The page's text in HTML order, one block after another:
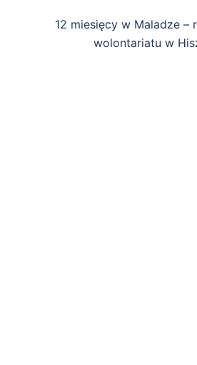
12 miesięcy w Maladze –
wolontariatu w